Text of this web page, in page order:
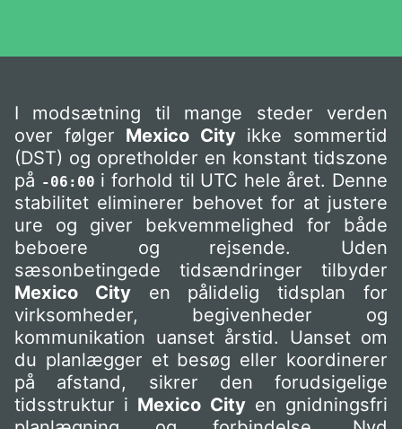
I modsætning til mange steder verden
over følger Mexico Cityikke sommertid
(DST) og opretholder en konstant tidszone
på -06:00 i forhold til UTC hele året. Denne
stabilitet eliminerer behovet for at justere
ure og giver bekvemmelighed for både
beboere og rejsende. Uden
sæsonbetingede tidsændringer tilbyder
Mexico Cityen pålidelig tidsplan for
virksomheder, begivenheder og
kommunikation uanset årstid. Uanset om
du planlægger et besøg eller koordinerer
på afstand, sikrer den forudsigelige
tidsstruktur i Mexico Cityen gnidningsfri